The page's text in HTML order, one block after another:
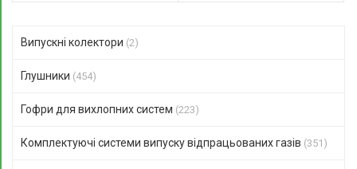
Випускні колектори (2)
Глушники (454)
Гофри для вихлопних систем (223)
Комплектуючі системи випуску відпрацьованих газів (351)